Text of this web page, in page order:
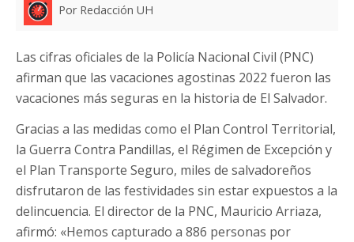
Por Redacción UH
Las cifras oficiales de la Policía Nacional Civil (PNC)
afirman que las vacaciones agostinas 2022 fueron las
vacaciones más seguras en la historia de El Salvador.
Gracias a las medidas como el Plan Control Territorial,
la Guerra Contra Pandillas, el Régimen de Excepción y
el Plan Transporte Seguro, miles de salvadoreños
disfrutaron de las festividades sin estar expuestos a la
delincuencia. El director de la PNC, Mauricio Arriaza,
afirmó: «Hemos capturado a 886 personas por